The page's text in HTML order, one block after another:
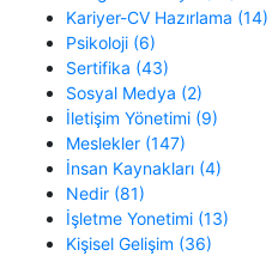
Kariyer-CV Hazırlama (14)
Psikoloji (6)
Sertifika (43)
Sosyal Medya (2)
İletişim Yönetimi (9)
Meslekler (147)
İnsan Kaynakları (4)
Nedir (81)
İşletme Yonetimi (13)
Kişisel Gelişim (36)